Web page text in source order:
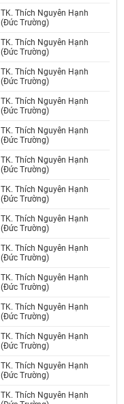
TK. Thích Nguyên Hạnh
(Đức Trường)
TK. Thích Nguyên Hạnh
(Đức Trường)
TK. Thích Nguyên Hạnh
(Đức Trường)
TK. Thích Nguyên Hạnh
(Đức Trường)
TK. Thích Nguyên Hạnh
(Đức Trường)
TK. Thích Nguyên Hạnh
(Đức Trường)
TK. Thích Nguyên Hạnh
(Đức Trường)
TK. Thích Nguyên Hạnh
(Đức Trường)
TK. Thích Nguyên Hạnh
(Đức Trường)
TK. Thích Nguyên Hạnh
(Đức Trường)
TK. Thích Nguyên Hạnh
(Đức Trường)
TK. Thích Nguyên Hạnh
(Đức Trường)
TK. Thích Nguyên Hạnh
(Đức Trường)
TK. Thích Nguyên Hạnh